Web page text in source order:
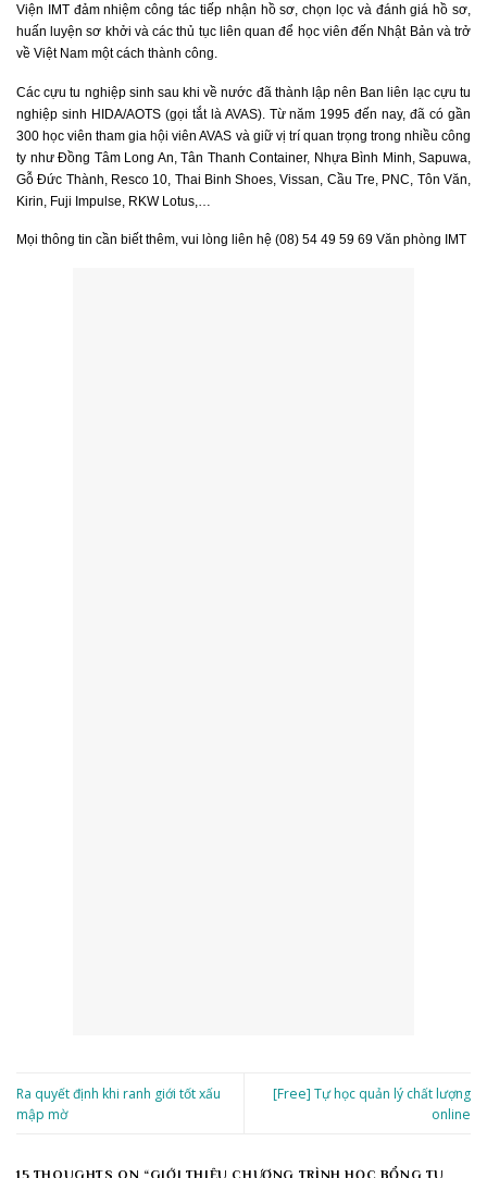
Viện IMT đảm nhiệm công tác tiếp nhận hồ sơ, chọn lọc và đánh giá hồ sơ,
huấn luyện sơ khởi và các thủ tục liên quan để học viên đến Nhật Bản và trở
về Việt Nam một cách thành công.
Các cựu tu nghiệp sinh sau khi về nước đã thành lập nên Ban liên lạc cựu tu
nghiệp sinh HIDA/AOTS (gọi tắt là AVAS). Từ năm 1995 đến nay, đã có gần
300 học viên tham gia hội viên AVAS và giữ vị trí quan trọng trong nhiều công
ty như Đồng Tâm Long An, Tân Thanh Container, Nhựa Bình Minh, Sapuwa,
Gỗ Đức Thành, Resco 10, Thai Binh Shoes, Vissan, Cầu Tre, PNC, Tôn Văn,
Kirin, Fuji Impulse, RKW Lotus,…
Mọi thông tin cần biết thêm, vui lòng liên hệ (08) 54 49 59 69 Văn phòng IMT
Ra quyết định khi ranh giới tốt xấu
mập mờ
[Free] Tự học quản lý chất lượng
online